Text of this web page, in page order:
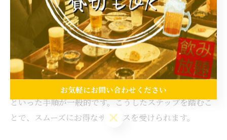
付く場合もあるため、事前に確認を忘れないよう注意し
ましょう。
クーポン利用の流れとしては、
公式サイトやポータルサイトでクーポンを取得
予約時にクーポン利用を伝える
当日、店舗でクーポン内容を再確認
といった手順が一般的です。こうしたステップを踏むこ
とで、スムーズにお得なサービスを受けられます。
お気軽にお問い合わせください
お気軽にお問い合わせください